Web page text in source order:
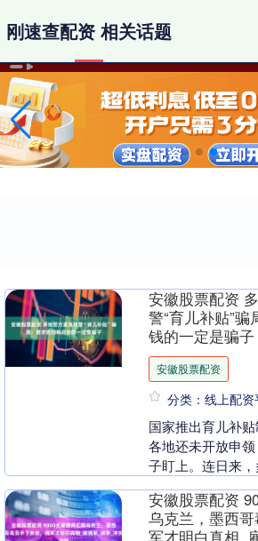
刚速查配资 相关话题
安徽股票配资
警“育儿补贴”
钱的一定是骗子
安徽股票配资
分类：线上配资
国家推出育儿补
各地还未开放申
子盯上。连日来
2025年7月....
安徽股票配资
乌克兰，墨西
军才明白真相_